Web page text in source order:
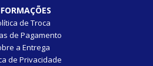
de Troca
de Pagamento
a Entrega
de Privacidade